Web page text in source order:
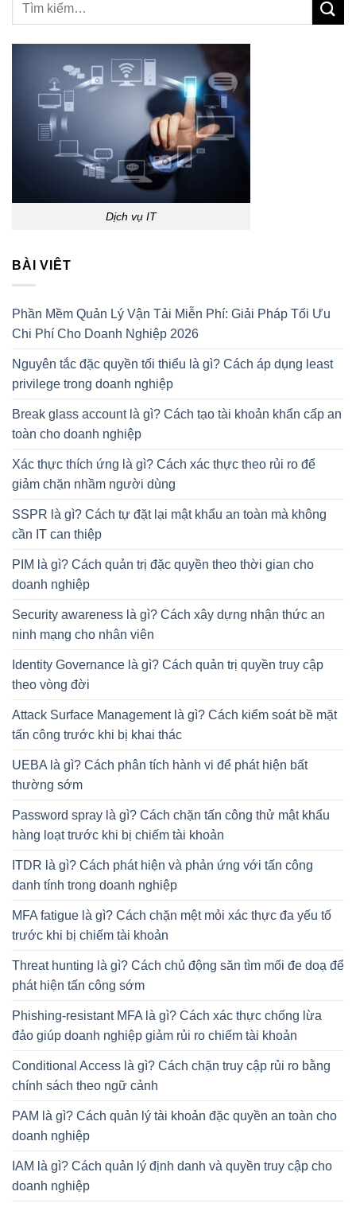
Dịch vụ IT
BÀI VIÊT
Phần Mềm Quản Lý Vận Tải Miễn Phí: Giải Pháp Tối Ưu
Chi Phí Cho Doanh Nghiệp 2026
Nguyên tắc đặc quyền tối thiểu là gì? Cách áp dụng least
privilege trong doanh nghiệp
Break glass account là gì? Cách tạo tài khoản khẩn cấp an
toàn cho doanh nghiệp
Xác thực thích ứng là gì? Cách xác thực theo rủi ro để
giảm chặn nhầm người dùng
SSPR là gì? Cách tự đặt lại mật khẩu an toàn mà không
cần IT can thiệp
PIM là gì? Cách quản trị đặc quyền theo thời gian cho
doanh nghiệp
Security awareness là gì? Cách xây dựng nhận thức an
ninh mạng cho nhân viên
Identity Governance là gì? Cách quản trị quyền truy cập
theo vòng đời
Attack Surface Management là gì? Cách kiểm soát bề mặt
tấn công trước khi bị khai thác
UEBA là gì? Cách phân tích hành vi để phát hiện bất
thường sớm
Password spray là gì? Cách chặn tấn công thử mật khẩu
hàng loạt trước khi bị chiếm tài khoản
ITDR là gì? Cách phát hiện và phản ứng với tấn công
danh tính trong doanh nghiệp
MFA fatigue là gì? Cách chặn mệt mỏi xác thực đa yếu tố
trước khi bị chiếm tài khoản
Threat hunting là gì? Cách chủ động săn tìm mối đe doạ để
phát hiện tấn công sớm
Phishing-resistant MFA là gì? Cách xác thực chống lừa
đảo giúp doanh nghiệp giảm rủi ro chiếm tài khoản
Conditional Access là gì? Cách chặn truy cập rủi ro bằng
chính sách theo ngữ cảnh
PAM là gì? Cách quản lý tài khoản đặc quyền an toàn cho
doanh nghiệp
IAM là gì? Cách quản lý định danh và quyền truy cập cho
doanh nghiệp